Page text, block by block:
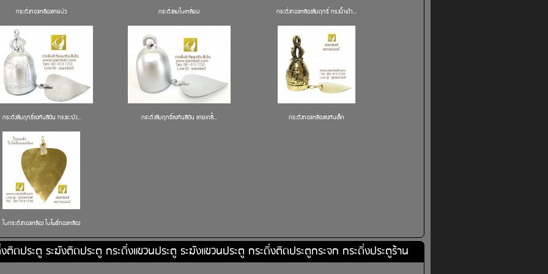
กระดิ่งทองเหลืองลายบัว กระดิ่งลมใบเหลี่ยม กระดิ่งทองเหลืองสัมฤทธิ์ ทรงน้ำเต้า...
กระดิ่งสัมฤทธิ์ลงหินสีเงิน ทรงระฆัง... กระดิ่งสัมฤทธิ์ลงหินสีเงิน ลายเกลี้... กระดิ่งทองเหลืองลงหินเล็ก
ใบกระดิ่งทองเหลือง ใบโพธิ์ทองเหลือง
ติดประตู ระฆังติดประตู กระดิ่งแขวนประตู ระฆังแขวนประตู กระดิ่งติดประตูกระจก กระดิ่งประตูร้าน